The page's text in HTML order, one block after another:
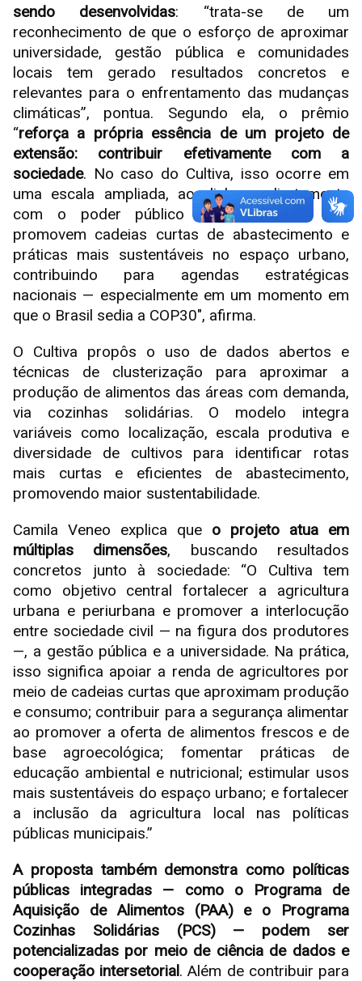
sendo desenvolvidas: “trata-se de um
reconhecimento de que o esforço de aproximar
universidade, gestão pública e comunidades
locais tem gerado resultados concretos e
relevantes para o enfrentamento das mudanças
climáticas”, pontua. Segundo ela, o prêmio
“reforça a própria essência de um projeto de
extensão: contribuir efetivamente com a
sociedade. No caso do Cultiva, isso ocorre em
uma escala ampliada, ao dialogar diretamente
com o poder público sobre políticas que
promovem cadeias curtas de abastecimento e
práticas mais sustentáveis no espaço urbano,
contribuindo para agendas estratégicas
nacionais — especialmente em um momento em
que o Brasil sedia a COP30", afirma.
O Cultiva propôs o uso de dados abertos e
técnicas de clusterização para aproximar a
produção de alimentos das áreas com demanda,
via cozinhas solidárias. O modelo integra
variáveis como localização, escala produtiva e
diversidade de cultivos para identificar rotas
mais curtas e eficientes de abastecimento,
promovendo maior sustentabilidade.
Camila Veneo explica que o projeto atua em
múltiplas dimensões, buscando resultados
concretos junto à sociedade: “O Cultiva tem
como objetivo central fortalecer a agricultura
urbana e periurbana e promover a interlocução
entre sociedade civil — na figura dos produtores
—, a gestão pública e a universidade. Na prática,
isso significa apoiar a renda de agricultores por
meio de cadeias curtas que aproximam produção
e consumo; contribuir para a segurança alimentar
ao promover a oferta de alimentos frescos e de
base agroecológica; fomentar práticas de
educação ambiental e nutricional; estimular usos
mais sustentáveis do espaço urbano; e fortalecer
a inclusão da agricultura local nas políticas
públicas municipais.”
A proposta também demonstra como políticas
públicas integradas — como o Programa de
Aquisição de Alimentos (PAA) e o Programa
Cozinhas Solidárias (PCS) — podem ser
potencializadas por meio de ciência de dados e
cooperação intersetorial. Além de contribuir para